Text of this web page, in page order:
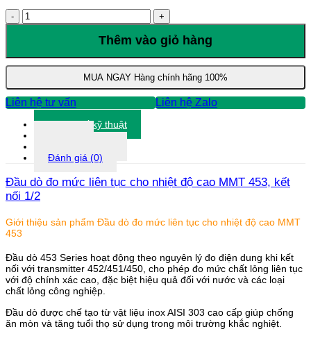
Đầu
dò
liên
tục
nhiệt
độ
MMT
453
số
lượng
Thêm vào giỏ hàng
MUA NGAY Hàng chính hãng 100%
Liên hệ tư vấn Liên hệ Zalo
Thông số kỹ thuật
Đánh giá (0)
Đầu dò đo mức liên tục cho nhiệt độ cao MMT 453, kết
nối 1/2
Giới thiệu sản phẩm Đầu dò đo mức liên tục cho nhiệt độ cao MMT
453
Đầu dò 453 Series hoạt động theo nguyên lý đo điện dung khi kết
nối với transmitter 452/451/450, cho phép đo mức chất lỏng liên tục
với độ chính xác cao, đặc biệt hiệu quả đối với nước và các loại
chất lỏng công nghiệp.
Đầu dò được chế tạo từ vật liệu inox AISI 303 cao cấp giúp chống
ăn mòn và tăng tuổi thọ sử dụng trong môi trường khắc nghiệt.